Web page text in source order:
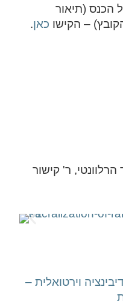
הכנס (תיאור
כאן.
ר' קישור
וירטואלית –